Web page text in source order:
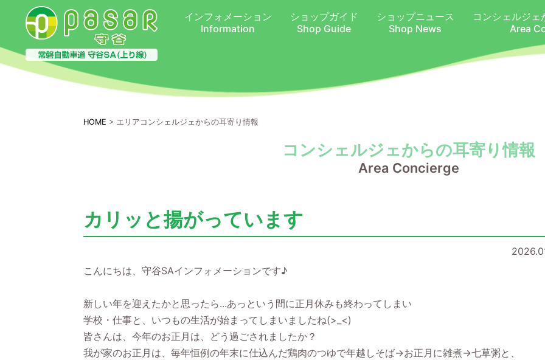
インフォメーション
Information
ショップガイド
Shop Guide
ショップニュース
Shop News
コンシェルジェ
Area
HOME > エリアコンシェルジェからの耳寄り情報
コンシェルジェからの耳寄り情報
Area Concierge
カリッと揚がっています
こんにちは、守谷SAインフォメーションです♪
新しい年を迎えたかと思ったら...あっという間に正月休みも終わってしまい
学校・仕事と、いつもの生活が始まってしまいましたね(>_<)
皆さんは、今年のお正月は、どう過ごされましたか？
我が家のお正月は、毎年恒例の年末に仕込んだ鶏肉のつゆで年越しそば→お正月に雑煮→七草粥と、